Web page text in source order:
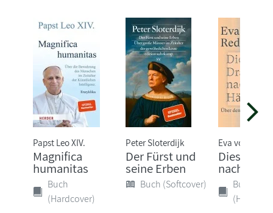
Papst Leo XIV.
Magnifica
humanitas
Buch
(Hardcover)
Peter Sloterdijk
Der Fürst und
seine Erben
Buch (Softcover)
Eva von
Dieser
nach
Buch